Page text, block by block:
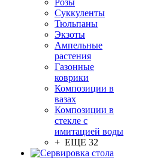
Розы
Суккуленты
Тюльпаны
Экзоты
Ампельные
растения
Газонные
коврики
Композиции в
вазах
Композиции в
стекле с
имитацией воды
+ ЕЩЕ 32